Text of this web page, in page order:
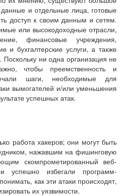
и отдельные лица, готовые
доступ к своим данным и сетям.
или высокодоходные отрасли,
финансовые учреждения,
и бухгалтерские услуги, а также
ни одна организация не
чтобы преемственность и
шаги, необходимые для
вымогателей и/или уменьшения
успешных атак.
работа хакеров; они могут быть
нажавшим на фишинговую
скомпрометированный веб-
успешно избегали программ-
как эти атаки происходят,
их уязвимости.